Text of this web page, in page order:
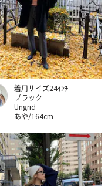
着用サイズ24ｲﾝﾁ
ブラック
Ungrid
あや/164cm